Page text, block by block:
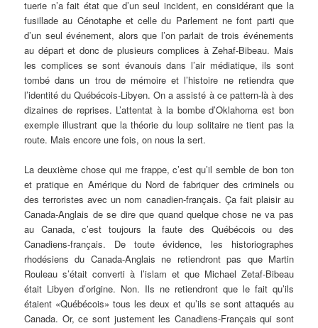
tuerie n’a fait état que d’un seul incident, en considérant que la
fusillade au Cénotaphe et celle du Parlement ne font parti que
d’un seul événement, alors que l’on parlait de trois événements
au départ et donc de plusieurs complices à Zehaf-Bibeau. Mais
les complices se sont évanouis dans l’air médiatique, ils sont
tombé dans un trou de mémoire et l’histoire ne retiendra que
l’identité du Québécois-Libyen. On a assisté à ce pattern-là à des
dizaines de reprises. L’attentat à la bombe d’Oklahoma est bon
exemple illustrant que la théorie du loup solitaire ne tient pas la
route. Mais encore une fois, on nous la sert.
La deuxième chose qui me frappe, c’est qu’il semble de bon ton
et pratique en Amérique du Nord de fabriquer des criminels ou
des terroristes avec un nom canadien-français. Ça fait plaisir au
Canada-Anglais de se dire que quand quelque chose ne va pas
au Canada, c’est toujours la faute des Québécois ou des
Canadiens-français. De toute évidence, les historiographes
rhodésiens du Canada-Anglais ne retiendront pas que Martin
Rouleau s’était converti à l’islam et que Michael Zetaf-Bibeau
était Libyen d’origine. Non. Ils ne retiendront que le fait qu’ils
étaient «Québécois» tous les deux et qu’ils se sont attaqués au
Canada. Or, ce sont justement les Canadiens-Français qui sont